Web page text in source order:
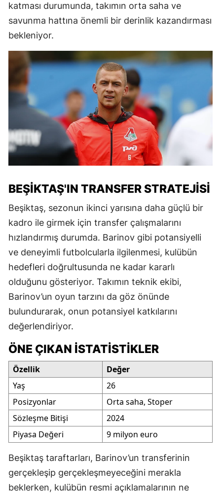
katması durumunda, takımın orta saha ve
savunma hattına önemli bir derinlik kazandırması
bekleniyor.
BEŞIKTAŞ'IN TRANSFER STRATEJISI
Beşiktaş, sezonun ikinci yarısına daha güçlü bir
kadro ile girmek için transfer çalışmalarını
hızlandırmış durumda. Barinov gibi potansiyelli
ve deneyimli futbolcularla ilgilenmesi, kulübün
hedefleri doğrultusunda ne kadar kararlı
olduğunu gösteriyor. Takımın teknik ekibi,
Barinov’un oyun tarzını da göz önünde
bulundurarak, onun potansiyel katkılarını
değerlendiriyor.
ÖNE ÇIKAN İSTATISTIKLER
Özellik
Değer
Yaş
26
Posizyonlar
Orta saha, Stoper
Sözleşme Bitişi
2024
Piyasa Değeri
9 milyon euro
Beşiktaş taraftarları, Barinov’un transferinin
gerçekleşip gerçekleşmeyeceğini merakla
beklerken, kulübün resmi açıklamalarının ne